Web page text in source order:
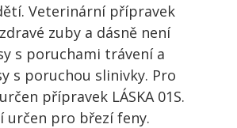
Veterinární přípravek
zuby a dásně není
s poruchami trávení a
s poruchou slinivky. Pro
přípravek LÁSKA 01S.
určen pro březí feny.